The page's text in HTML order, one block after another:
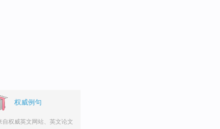
权威例句
自权威英文网站、英文论文